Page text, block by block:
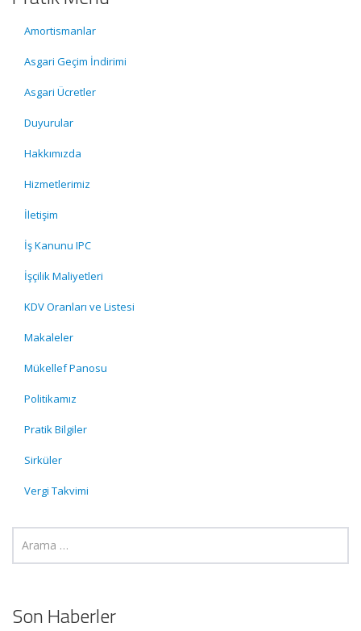
Amortismanlar
Asgari Geçim İndirimi
Asgari Ücretler
Duyurular
Hakkımızda
Hizmetlerimiz
İletişim
İş Kanunu IPC
İşçilik Maliyetleri
KDV Oranları ve Listesi
Makaleler
Mükellef Panosu
Politikamız
Pratik Bilgiler
Sirküler
Vergi Takvimi
Son Haberler